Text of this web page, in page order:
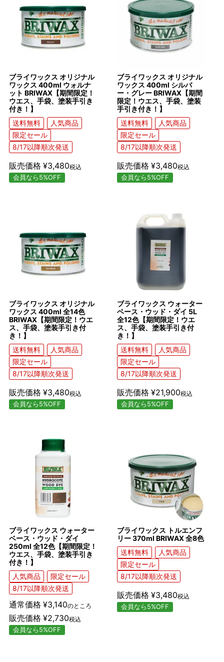
ブライワックス オリジナル
ワックス 400ml ウォルナ
ット BRIWAX【期間限定！
ウエス、手袋、塗装手引き
付き！】
送料無料
人気商品
限定セール
8/17以降順次発送
販売価格 ¥3,480税込
会員なら5%OFF
ブライワックス オリジナル
ワックス 400ml シルバ
ー・グレー BRIWAX【期間
限定！ウエス、手袋、塗装
手引き付き！】
送料無料
人気商品
限定セール
8/17以降順次発送
販売価格 ¥3,480税込
会員なら5%OFF
ブライワックス オリジナル
ワックス 400ml 全14色
BRIWAX【期間限定！ウエ
ス、手袋、塗装手引き付
き！】
送料無料
人気商品
限定セール
8/17以降順次発送
販売価格 ¥3,480税込
会員なら5%OFF
ブライワックス ウォーター
ベース・ウッド・ダイ 5L
全12色【期間限定！ウエ
ス、手袋、塗装手引き付
き！】
送料無料
人気商品
限定セール
8/17以降順次発送
販売価格 ¥21,900税込
会員なら5%OFF
ブライワックス ウォーター
ベース・ウッド・ダイ
250ml 全12色【期間限定！
ウエス、手袋、塗装手引き
付き！】
人気商品
限定セール
8/17以降順次発送
通常価格 ¥3,140のところ
販売価格 ¥2,730税込
会員なら5%OFF
ブライワックス トルエンフ
リー 370ml BRIWAX 全8色
送料無料
人気商品
限定セール
8/17以降順次発送
販売価格 ¥3,480税込
会員なら5%OFF